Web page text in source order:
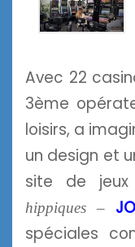
Avec 22
3ème
loisirs, a
un design et
site de
hippiques –
spéciales